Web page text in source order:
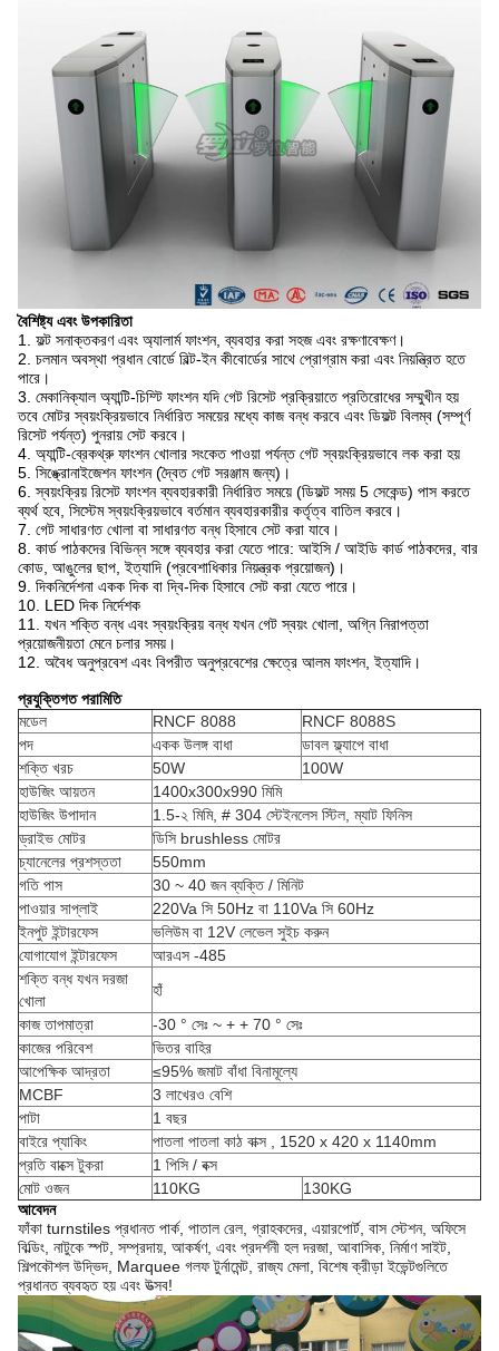
বৈশিষ্ট্য এবং উপকারিতা
1. ফল্ট সনাক্তকরণ এবং অ্যালার্ম ফাংশন, ব্যবহার করা সহজ এবং রক্ষণাবেক্ষণ।
2. চলমান অবস্থা প্রধান বোর্ডে বিল্ট-ইন কীবোর্ডের সাথে প্রোগ্রাম করা এবং নিয়ন্ত্রিত হতে
পারে।
3. মেকানিক্যাল অ্যান্টি-চিম্টি ফাংশন যদি গেট রিসেট প্রক্রিয়াতে প্রতিরোধের সম্মুখীন হয়
তবে মোটর স্বয়ংক্রিয়ভাবে নির্ধারিত সময়ের মধ্যে কাজ বন্ধ করবে এবং ডিফল্ট বিলম্ব (সম্পূর্ণ
রিসেট পর্যন্ত) পুনরায় সেট করবে।
4. অ্যান্টি-ব্রেকথ্রু ফাংশন খোলার সংকেত পাওয়া পর্যন্ত গেট স্বয়ংক্রিয়ভাবে লক করা হয়
5. সিঙ্ক্রোনাইজেশন ফাংশন (দ্বৈত গেট সরঞ্জাম জন্য)।
6. স্বয়ংক্রিয় রিসেট ফাংশন ব্যবহারকারী নির্ধারিত সময়ে (ডিফল্ট সময় 5 সেকেন্ড) পাস করতে
ব্যর্থ হবে, সিস্টেম স্বয়ংক্রিয়ভাবে বর্তমান ব্যবহারকারীর কর্তৃত্ব বাতিল করবে।
7. গেট সাধারণত খোলা বা সাধারণত বন্ধ হিসাবে সেট করা যাবে।
8. কার্ড পাঠকদের বিভিন্ন সঙ্গে ব্যবহার করা যেতে পারে: আইসি / আইডি কার্ড পাঠকদের, বার
কোড, আঙুলের ছাপ, ইত্যাদি (প্রবেশাধিকার নিয়ন্ত্রক প্রয়োজন)।
9. দিকনির্দেশনা একক দিক বা দ্বি-দিক হিসাবে সেট করা যেতে পারে।
10. LED দিক নির্দেশক
11. যখন শক্তি বন্ধ এবং স্বয়ংক্রিয় বন্ধ যখন গেট স্বয়ং খোলা, অগ্নি নিরাপত্তা
প্রয়োজনীয়তা মেনে চলার সময়।
12. অবৈধ অনুপ্রবেশ এবং বিপরীত অনুপ্রবেশের ক্ষেত্রে আলম ফাংশন, ইত্যাদি।
প্রযুক্তিগত পরামিতি
মডেল
RNCF 8088
RNCF 8088S
পদ
একক উলঙ্গ বাধা
ডাবল ফ্ল্যাপে বাধা
শক্তি খরচ
50W
100W
হাউজিং আয়তন
1400x300x990 মিমি
হাউজিং উপাদান
1.5-২ মিমি, # 304 স্টেইনলেস স্টিল, ম্যাট ফিনিস
ড্রাইভ মোটর
ডিসি brushless মোটর
চ্যানেলের প্রশস্ততা
550mm
গতি পাস
30 ~ 40 জন ব্যক্তি / মিনিট
পাওয়ার সাপ্লাই
220Va সি 50Hz বা 110Va সি 60Hz
ইনপুট ইন্টারফেস
ভলিউম বা 12V লেভেল সুইচ করুন
যোগাযোগ ইন্টারফেস
আরএস -485
শক্তি বন্ধ যখন দরজা
খোলা
হাঁ
কাজ তাপমাত্রা
-30 ° সেঃ ~ + + 70 ° সেঃ
কাজের পরিবেশ
ভিতর বাহির
আপেক্ষিক আদ্রতা
≤95% জমাট বাঁধা বিনামূল্যে
MCBF
3 লাখেরও বেশি
পাটা
1 বছর
বাইরে প্যাকিং
পাতলা পাতলা কাঠ বাক্স
1520 x 420 x 1140mm
প্রতি বাক্সে টুকরা
1 পিসি / বক্স
মোট ওজন
110KG
130KG
আবেদন
ফাঁকা turnstiles প্রধানত পার্ক, পাতাল রেল, গ্রাহকদের, এয়ারপোর্ট, বাস স্টেশন, অফিসে
বিল্ডিং, নাটুকে স্পট, সম্প্রদায়, আকর্ষণ, এবং প্রদর্শনী হল দরজা, আবাসিক, নির্মাণ সাইট,
শিল্পকৌশল উদ্ভিদ, Marquee গলফ টুর্নামেন্ট, রাজ্য মেলা, বিশেষ ক্রীড়া ইভেন্টগুলিতে
প্রধানত ব্যবহৃত হয় এবং উত্সব!